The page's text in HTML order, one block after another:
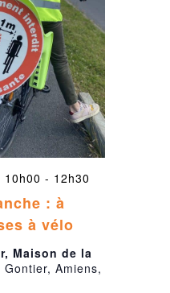
: à
à vélo
- 12h30
Maison de la
Gontier, Amiens,